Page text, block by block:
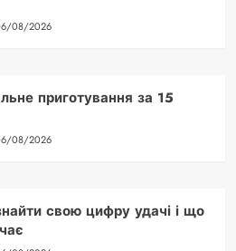
08/2026
приготування за 15
08/2026
свою цифру удачі і що